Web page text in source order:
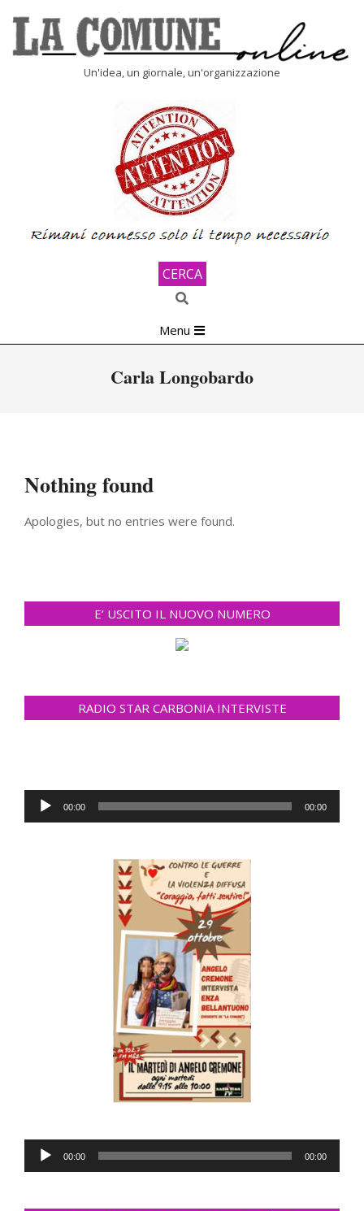
content
Un'idea, un giornale, un'organizzazione
CERCA
Search
Navigation
Menu
Carla Longobardo
Nothing found
Apologies, but no entries were found.
E’ USCITO IL NUOVO NUMERO
RADIO STAR CARBONIA INTERVISTE
Audio-
Player
00:00 00:00
Audio-
Player
00:00 00:00